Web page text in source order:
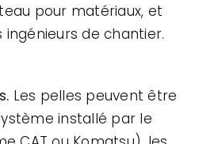
pour matériaux, et
de chantier.
Les pelles peuvent être
installé par le